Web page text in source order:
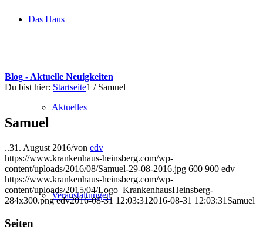
Das Haus
Aktuelles
Veranstaltungen
Blog - Aktuelle Neuigkeiten
Du bist hier: Startseite1 / Samuel
Samuel
..31. August 2016/von edv
https://www.krankenhaus-heinsberg.com/wp-
content/uploads/2016/08/Samuel-29-08-2016.jpg 600 900 edv
https://www.krankenhaus-heinsberg.com/wp-
content/uploads/2015/04/Logo_KrankenhausHeinsberg-
284x300.png edv2016-08-31 12:03:31 2016-08-31 12:03:31 Samuel
Seiten